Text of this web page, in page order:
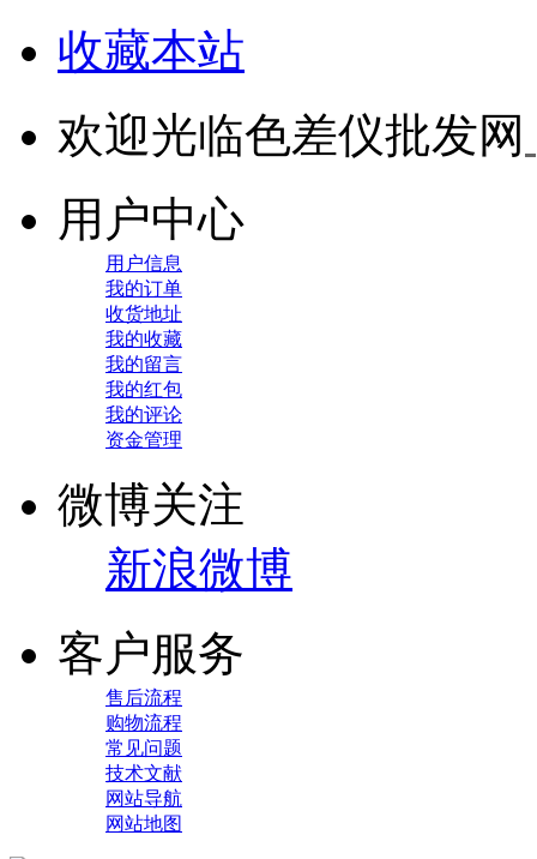
收藏本站
欢迎光临色差仪批发网
用户中心
用户信息
我的订单
收货地址
我的收藏
我的留言
我的红包
我的评论
资金管理
微博关注
新浪微博
客户服务
售后流程
购物流程
常见问题
技术文献
网站导航
网站地图